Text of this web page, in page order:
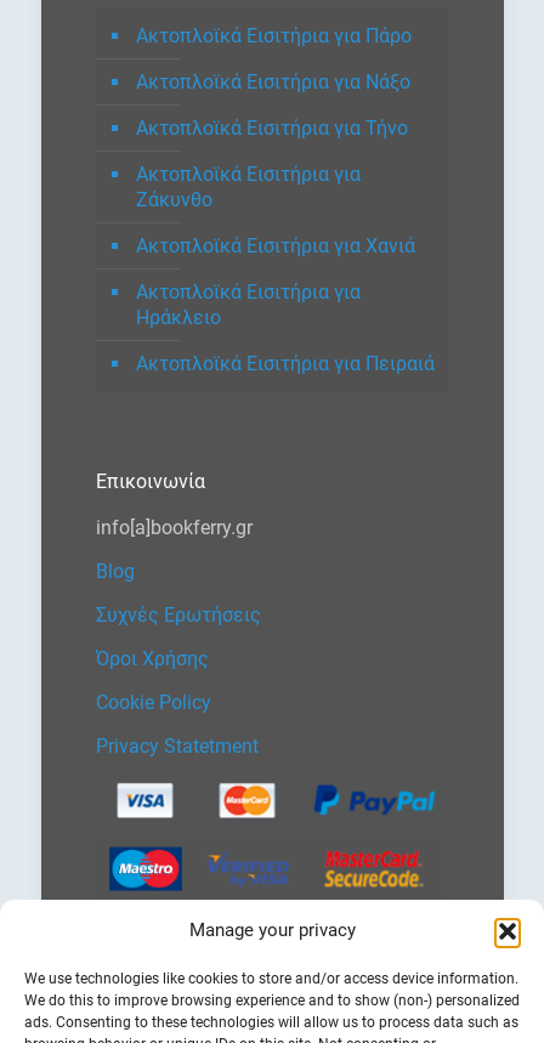
Manage your privacy
We use technologies like cookies to store and/or access device information.
We do this to improve browsing experience and to show (non-) personalized
ads. Consenting to these technologies will allow us to process data such as
Ακτοπλοϊκά Εισιτήρια για Πάρο
Ακτοπλοϊκά Εισιτήρια για Νάξο
Ακτοπλοϊκά Εισιτήρια για Τήνο
Ακτοπλοϊκά Εισιτήρια για
Ζάκυνθο
Ακτοπλοϊκά Εισιτήρια για Χανιά
Ακτοπλοϊκά Εισιτήρια για
Ηράκλειο
Ακτοπλοϊκά Εισιτήρια για Πειραιά
Επικοινωνία
info[a]bookferry.gr
Blog
Συχνές Ερωτήσεις
Όροι Χρήσης
Cookie Policy
Privacy Statetment
μια
γλώσσα